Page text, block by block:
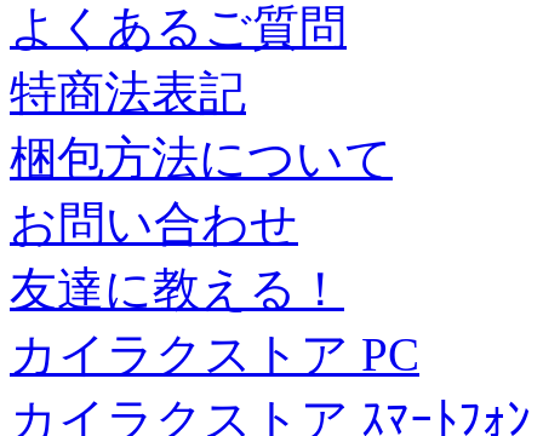
よくあるご質問
特商法表記
梱包方法について
お問い合わせ
友達に教える！
カイラクストア PC
カイラクストア ｽﾏｰﾄﾌｫﾝ